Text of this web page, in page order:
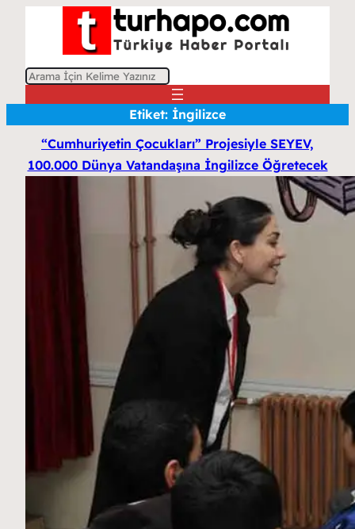
A
Etiket: İngilizce
“Cumhuriyetin Çocukları” Projesiyle SEYEV,
100.000 Dünya Vatandaşına İngilizce Öğretecek